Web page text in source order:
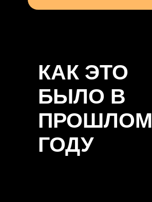
КАК ЭТО
БЫЛО В
ПРОШЛОМ
ГОДУ